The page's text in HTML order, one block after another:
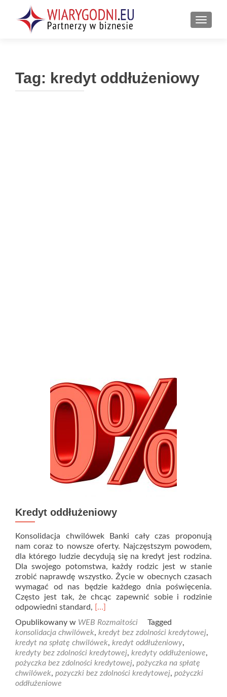
Tag: kredyt oddłużeniowy
Kredyt oddłużeniowy
Konsolidacja chwilówek Banki cały czas proponują
nam coraz to nowsze oferty. Najczęstszym powodem,
dla którego ludzie decydują się na kredyt jest rodzina.
Dla swojego potomstwa, każdy rodzic jest w stanie
zrobić naprawdę wszystko. Życie w obecnych czasach
wymagać od nas będzie każdego dnia poświęcenia.
Często jest tak, że chcąc zapewnić sobie i rodzinie
odpowiedni standard, Read
about
Kredyt
oddłużeniowy
[…]
Opublikowany w WEB Rozmaitości
Tagged
konsolidacja chwilówek, kredyt bez zdolności kredytowej,
kredyt na spłatę chwilówek, kredyt oddłużeniowy,
kredyty bez zdolności kredytowej, kredyty oddłużeniowe,
pożyczka bez zdolności kredytowej, pożyczka na spłatę
chwilówek, pozyczki bez zdolności kredytowej, pożyczki
oddłużeniowe